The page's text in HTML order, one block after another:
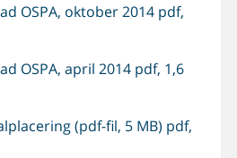
OSPA, oktober 2014 pdf,
OSPA, april 2014 pdf, 1,6
(pdf-fil, 5 MB) pdf,